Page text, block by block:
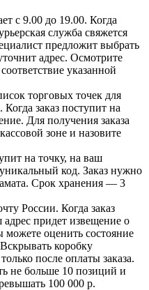
с 9.00 до 19.00. Когда
служба свяжется
предложит выбрать
адрес. Осмотрите
указанной
торговых точек для
заказ поступит на
Для получения заказа
зоне и назовите
на точку, на ваш
код. Заказ нужно
Срок хранения — 3
России. Когда заказ
придет извещение о
оценить состояние
коробку
после оплаты заказа.
не больше 10 позиций и
100 000 р.